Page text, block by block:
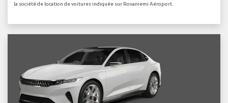
la société de location de voitures indiquée sur Rovaniemi Aéroport.